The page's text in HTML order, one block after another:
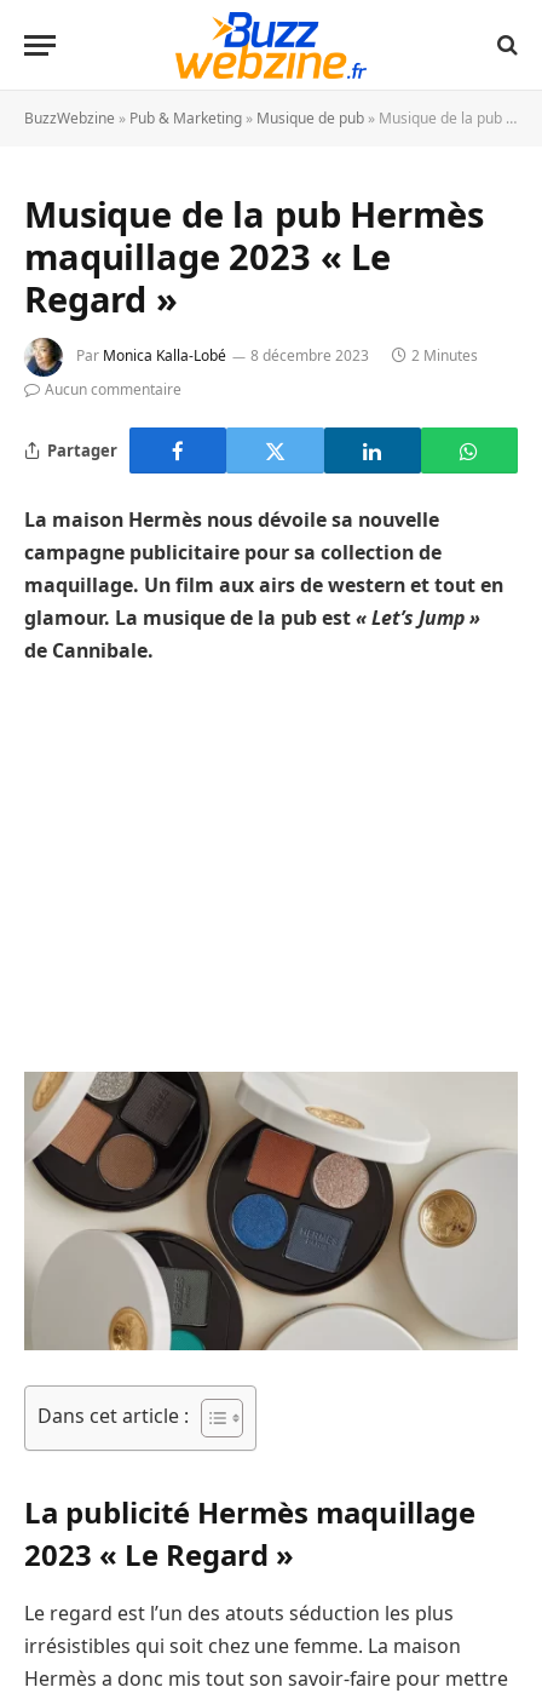
BuzzWebzine » Pub & Marketing » Musique de pub » Musique de la pub Hermès maquillage 2023 « Le Regard »
Musique de la pub Hermès
maquillage 2023 « Le
Regard »
Par Monica Kalla-Lobé 8 décembre 2023
2 Minutes
Aucun commentaire
Partager
La maison Hermès nous dévoile sa nouvelle
campagne publicitaire pour sa collection de
maquillage. Un film aux airs de western et tout en
glamour. La musique de la pub est« Let’s Jump »
de Cannibale.
Dans cet article :
La publicité Hermès maquillage
2023 « Le Regard »
Le regard est l’un des atouts séduction les plus
irrésistibles qui soit chez une femme. La maison
Hermès a donc mis tout son savoir-faire pour mettre